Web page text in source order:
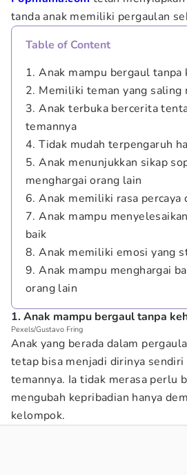
tanda anak memiliki pergaulan
Table of Content
1. Anak mampu bergaul
2. Memiliki teman yang saling
3. Anak terbuka bercerita
temannya
4. Tidak mudah terpengaruh
5. Anak menunjukkan sikap
menghargai orang lain
6. Anak memiliki rasa percaya
7. Anak mampu
baik
8. Anak memiliki emosi yang
9. Anak mampu menghargai
orang lain
1. Anak mampu bergaul tanpa
Pexels/Gustavo Fring
Anak yang berada dalam
tetap bisa menjadi dirinya
temannya. Ia tidak merasa perlu
mengubah kepribadian hanya
kelompok.